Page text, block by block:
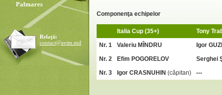
Palmares
Relaţii:
contact@avtm.md
Componenţa echipelor
Italia Cup (35+)
Tony
Nr. 1
Valeriu MÎNDRU
Igor
Nr. 2
Efim POGORELOV
Serghei
Nr. 3
Igor CRASNUHIN (căpitan) ---